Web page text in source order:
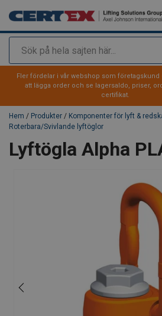
Sök
tillagd i varukorg
Fler fördelar i vår webshop som företagskund
att lägga order och se lagersaldo, priser,
certifikat.
Hem / Produkter / Komponenter för lyft &
Roterbara/Svivlande lyftöglor
Lyftögla Alpha